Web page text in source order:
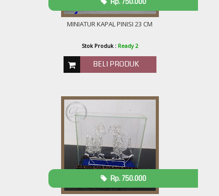
MINIATUR KAPAL PINISI 23 CM
Stok Produk : Ready 2
BELI PRODUK
Rp. 750.000